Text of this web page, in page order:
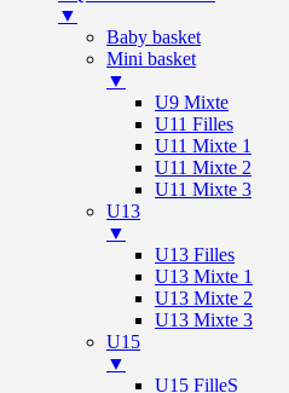
▼
Baby basket
Mini basket
▼
U9 Mixte
U11 Filles
U11 Mixte 1
U11 Mixte 2
U11 Mixte 3
U13
▼
U13 Filles
U13 Mixte 1
U13 Mixte 2
U13 Mixte 3
U15
▼
U15 FilleS